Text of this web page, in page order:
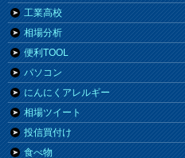
工業高校
相場分析
便利TOOL
パソコン
にんにくアレルギー
相場ツイート
投信買付け
食べ物